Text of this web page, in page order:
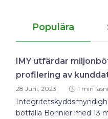
Populära
IMY utfärdar
profilering av
28 Juni, 2023 1 min
bötfälla Bonnier med 13